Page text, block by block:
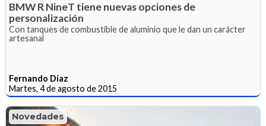
BMW R NineT tiene nuevas opciones de
personalización
Con tanques de combustible de aluminio que le dan un carácter
artesanal
Fernando Díaz
Martes, 4 de agosto de 2015
Novedades